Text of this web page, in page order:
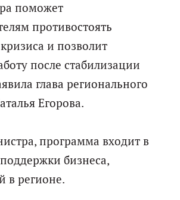
поможет
противостоять
и позволит
после стабилизации
глава регионального
Егорова.
программа входит в
бизнеса,
в регионе.